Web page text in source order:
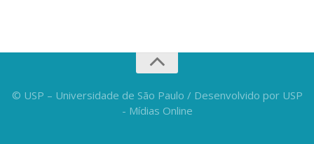
© USP – Universidade de São Paulo / Desenvolvido por USP
- Mídias Online